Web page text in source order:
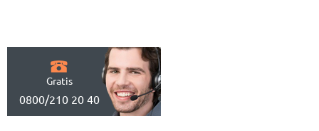
Gratis
0800/210 20 40